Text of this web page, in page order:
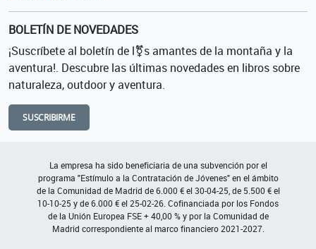
BOLETÍN DE NOVEDADES
¡Suscríbete al boletín de l⚧s amantes de la montaña y la
aventura!. Descubre las últimas novedades en libros sobre
naturaleza, outdoor y aventura.
SUSCRIBIRME
La empresa ha sido beneficiaria de una subvención por el
programa "Estímulo a la Contratación de Jóvenes" en el ámbito
de la Comunidad de Madrid de 6.000 € el 30-04-25, de 5.500 € el
10-10-25 y de 6.000 € el 25-02-26. Cofinanciada por los Fondos
de la Unión Europea FSE + 40,00 % y por la Comunidad de
Madrid correspondiente al marco financiero 2021-2027.